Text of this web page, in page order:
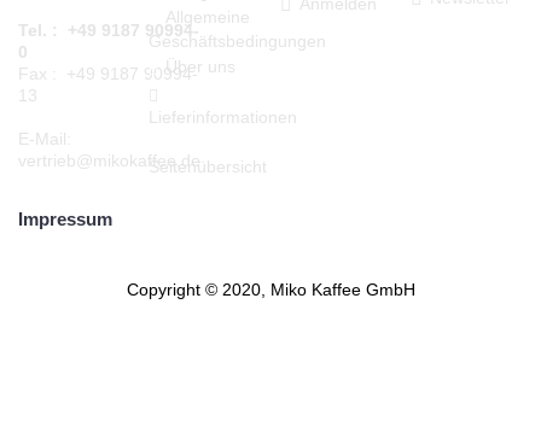
Tel. : +49 9187 90994-
0
Fax : +49 9187 90994-
13
E-Mail:
vertrieb@mikokaffee.de
Allgemeine
Geschäftsbedingungen
Über uns
Lieferinformationen
Seitenübersicht
Impressum
Copyright © 2020, Miko Kaffee GmbH